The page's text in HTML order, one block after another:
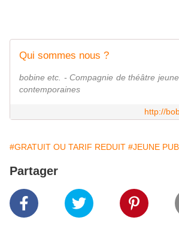
Qui sommes nous ?
bobine etc. - Compagnie de théâtre
contemporaines
http://
#GRATUIT OU TARIF REDUIT #JEUNE
Partager